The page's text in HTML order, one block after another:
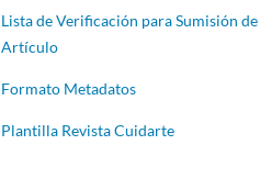
Lista de Verificación para Sumisión de
Artículo
Formato Metadatos
Plantilla Revista Cuidarte